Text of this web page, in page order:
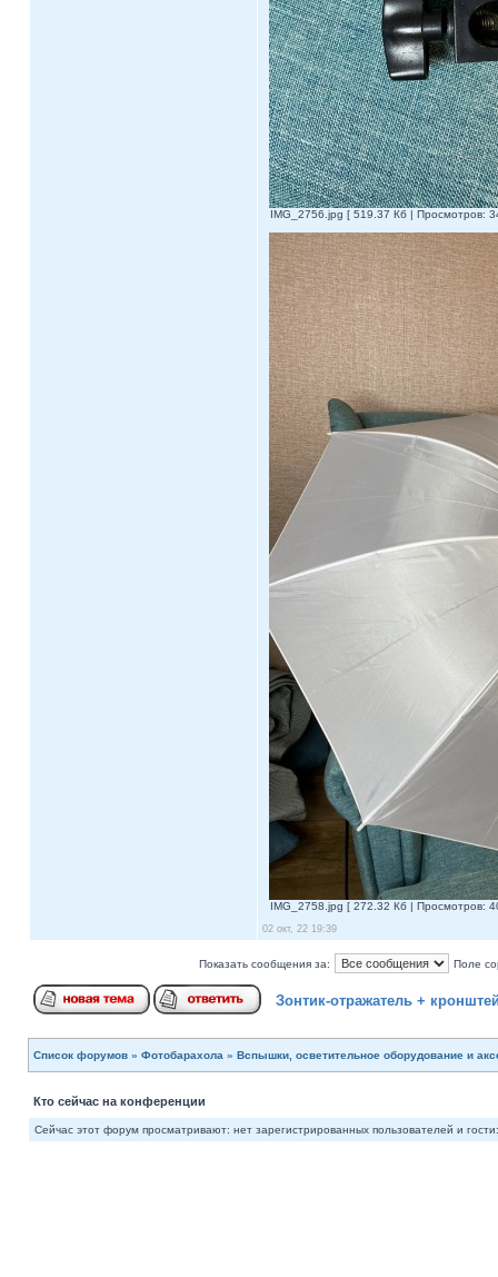
IMG_2756.jpg [ 519.37 Кб | Просмотров:
IMG_2758.jpg [ 272.32 Кб | Просмотров:
02 окт, 22 19:39
Показать сообщения за: Поле
Зонтик-отражатель +
Список форумов » Фотобарахола » Вспышки, осветительное оборудование и
Кто сейчас на конференции
Сейчас этот форум просматривают: нет зарегистрированных пользователей и